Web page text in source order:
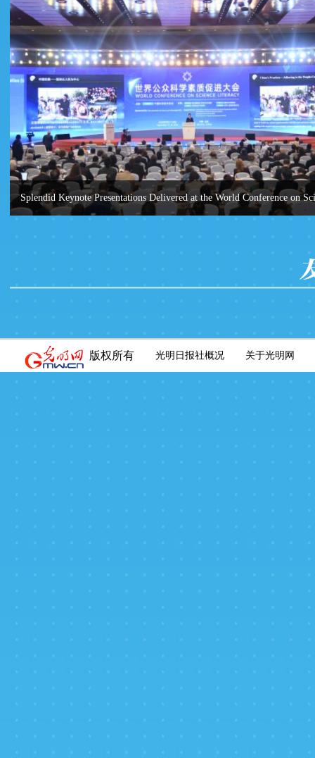
Splendid Keynote Presentations Delivered at the World Conference on
版权所有 光明日报社概况 关于光明网